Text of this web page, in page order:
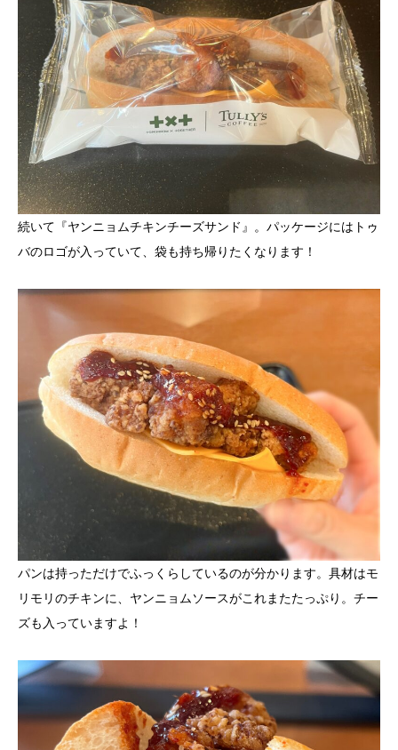
続いて『ヤンニョムチキンチーズサンド』。パッケージにはトゥ
バのロゴが入っていて、袋も持ち帰りたくなります！
パンは持っただけでふっくらしているのが分かります。具材はモ
リモリのチキンに、ヤンニョムソースがこれまたたっぷり。チー
ズも入っていますよ！